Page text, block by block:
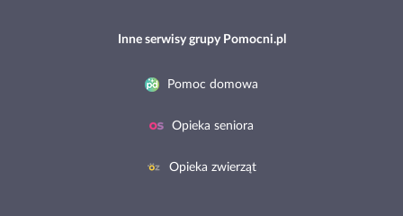
Inne serwisy grupy Pomocni.pl
Pomoc domowa
Opieka seniora
Opieka zwierząt